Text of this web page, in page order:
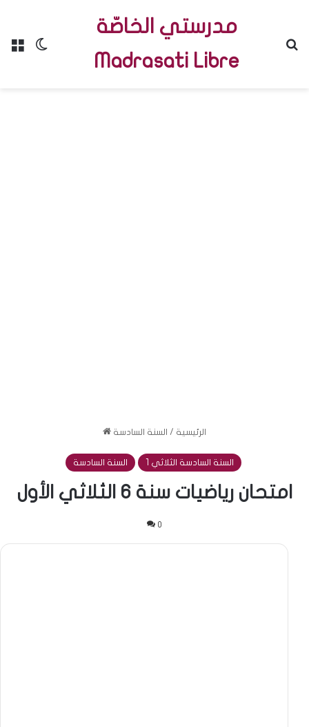
Menu
مدرستي الخاصّة
Madrasati Libre
الرئيسية / السنة السادسة
السنة السادسة السنة السادسة الثلاثي 1
امتحان رياضيات سنة 6 الثلاثي الأول
0